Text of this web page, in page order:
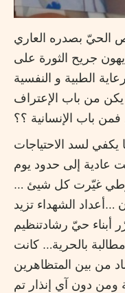
الحيّ بصدره العاري
جريح الثورة على
الطبية و النفسية
يكن من باب الإعتراف
فمن باب الإنسانية ؟؟
لسد الاحتياجات
عادية إلى حدود يوم
شرطي غيّرت كل شيئ …
…أعداد الشهداء تزيد
أبناء حيّ رشادتنظيم
بالحرية… كانت
من بين المتظاهرين
دون آي إنذار تم